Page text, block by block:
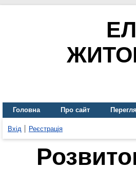
Головна Про сайт
Вхід Реєстрація